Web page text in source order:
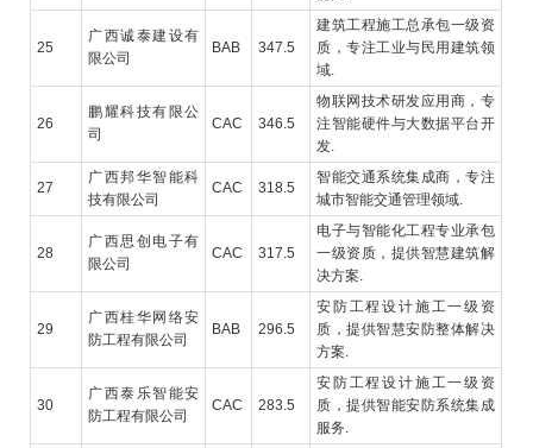
25
广西诚泰建设有
限公司
BAB 347.5
建筑工程施工总承包一级资
质，专注工业与民用建筑领
域.
26
鹏耀科技有限公
司
CAC 346.5
物联网技术研发应用商，专
注智能硬件与大数据平台开
发.
27
广西邦华智能科
技有限公司
CAC 318.5
智能交通系统集成商，专注
城市智能交通管理领域.
28
广西思创电子有
限公司
CAC 317.5
电子与智能化工程专业承包
一级资质，提供智慧建筑解
决方案.
29
广西桂华网络安
防工程有限公司
BAB 296.5
安防工程设计施工一级资
质，提供智慧安防整体解决
方案.
30
广西泰乐智能安
防工程有限公司
CAC 283.5
安防工程设计施工一级资
质，提供智能安防系统集成
服务.